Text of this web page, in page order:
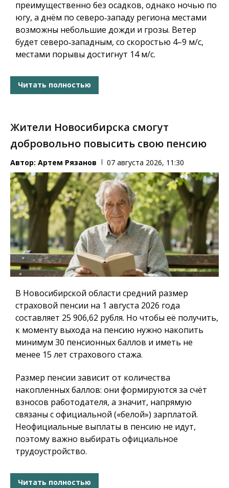
преимущественно без осадков, однако ночью по
югу, а днём по северо‑западу региона местами
возможны небольшие дожди и грозы. Ветер
будет северо‑западным, со скоростью 4–9 м/с,
местами порывы достигнут 14 м/с.
Читать полностью
Жители Новосибирска смогут
добровольно повысить свою пенсию
Автор: Артем Рязанов 07 августа 2026, 11:30
В Новосибирской области средний размер
страховой пенсии на 1 августа 2026 года
составляет 25 906,62 рубля. Но чтобы её получить,
к моменту выхода на пенсию нужно накопить
минимум 30 пенсионных баллов и иметь не
менее 15 лет страхового стажа.
Размер пенсии зависит от количества
накопленных баллов: они формируются за счёт
взносов работодателя, а значит, напрямую
связаны с официальной («белой») зарплатой.
Неофициальные выплаты в пенсию не идут,
поэтому важно выбирать официальное
трудоустройство.
Читать полностью